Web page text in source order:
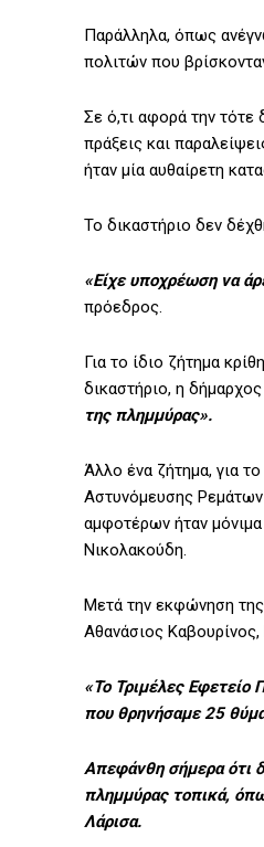
Παράλληλα, όπως
πολιτών που
Σε ό,τι αφορά την τότε
πράξεις και
ήταν μία αυθαίρετη
Το δικαστήριο δεν
«Είχε υποχρέωση να
πρόεδρος.
Για το ίδιο ζήτημα
δικαστήριο, η
της πλημμύρας».
Άλλο ένα ζήτημα, για
Αστυνόμευσης Ρεμάτων
αμφοτέρων ήταν
Νικολακούδη.
Μετά την εκφώνηση
Αθανάσιος
«Το Τριμέλες
που θρηνήσαμε 25
Απεφάνθη σήμερα ότι
πλημμύρας τοπικά,
Λάρισα.